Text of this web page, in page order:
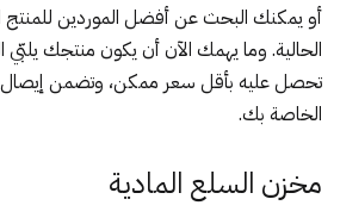
أو يمكنك البحث عن أفضل الموردين
الحالية. وما يهمك الآن أن يكون منتجك يلبّي
تحصل عليه بأقل سعر ممكن، وتضمن إيصال
الخاصة بك.
مخزن السلع المادية